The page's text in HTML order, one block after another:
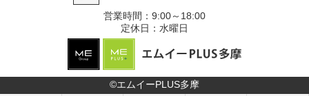
営業時間：9:00～18:00
定休日：水曜日
©エムイーPLUS多摩